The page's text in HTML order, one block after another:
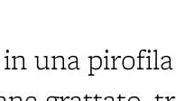
una